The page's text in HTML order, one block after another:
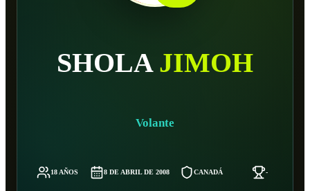
SHOLA JIMOH
Volante
18 AÑOS 8 DE ABRIL DE 2008 CANADÁ -